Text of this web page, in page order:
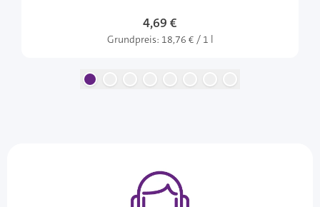
4,69 €
Grundpreis: 18,76 € / 1 l